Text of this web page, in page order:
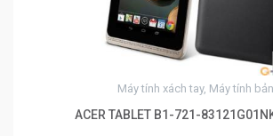
Máy tính xách tay, Máy tính
ACER TABLET B1-721-